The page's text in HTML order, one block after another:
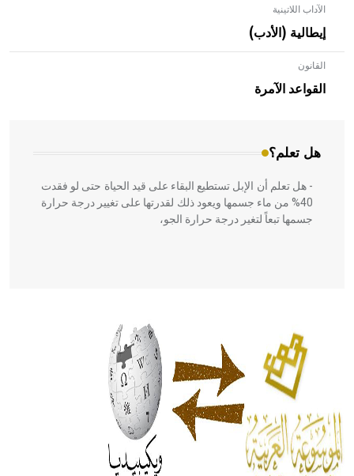
الآداب اللاتينية
إيطالية (الأدب)
القانون
القواعد الآمرة
هل تعلم؟
- هل تعلم أن الأبلق نوع من الفنون الهندسية التي ارتبطت
بالعمارة الإسلامية في بلاد الشام ومصر خاصة، حيث يحرص
المعمار على بناء مداميكه وخاصة في الواجهات
- هل تعلم أن الإبل تستطيع البقاء على قيد الحياة حتى لو فقدت
40% من ماء جسمها ويعود ذلك لقدرتها على تغيير درجة حرارة
جسمها تبعاً لتغير درجة حرارة الجو،
الحكم، الأدلة، تنظيم التغذية، ورسالته في جروح الرأس. ويعود
له الفضل بأنه حرر الطب من الدين والفلسفة.
- هل تعلم أن المرجان إفراز حيواني يتكون في البحر ويتركب
من مادة كربونات الكلسيوم، وهو أحمر أو شديد الحمرة وهو
أجود أنواعه، ويمتاز بكبر الحجم ويسمى الش